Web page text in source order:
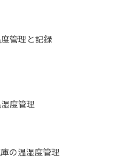
管理と記録
度管理
の温湿度管理